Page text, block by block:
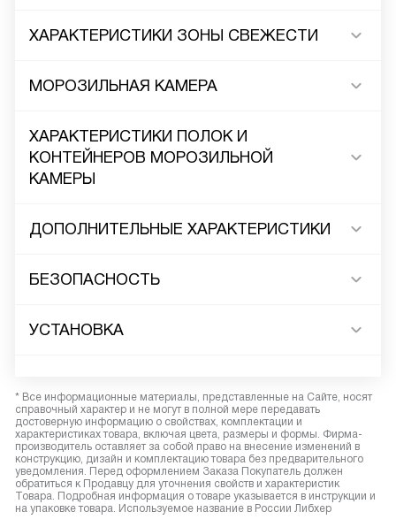
ХАРАКТЕРИСТИКИ ЗОНЫ СВЕЖЕСТИ
МОРОЗИЛЬНАЯ КАМЕРА
ХАРАКТЕРИСТИКИ ПОЛОК И
КОНТЕЙНЕРОВ МОРОЗИЛЬНОЙ
КАМЕРЫ
ДОПОЛНИТЕЛЬНЫЕ ХАРАКТЕРИСТИКИ
БЕЗОПАСНОСТЬ
УСТАНОВКА
* Все информационные материалы, представленные на Сайте, носят
справочный характер и не могут в полной мере передавать
достоверную информацию о свойствах, комплектации и
характеристиках товара, включая цвета, размеры и формы. Фирма-
производитель оставляет за собой право на внесение изменений в
конструкцию, дизайн и комплектацию товара без предварительного
уведомления. Перед оформлением Заказа Покупатель должен
обратиться к Продавцу для уточнения свойств и характеристик
Товара. Подробная информация о товаре указывается в инструкции и
на упаковке товара. Используемое название в России Либхер